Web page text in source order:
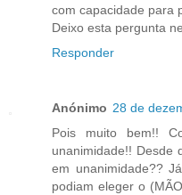
com capacidade para
Deixo esta pergunta
Responder
Anónimo 28 de
Pois muito bem!!
unanimidade!! Desde
em unanimidade??
podiam eleger o